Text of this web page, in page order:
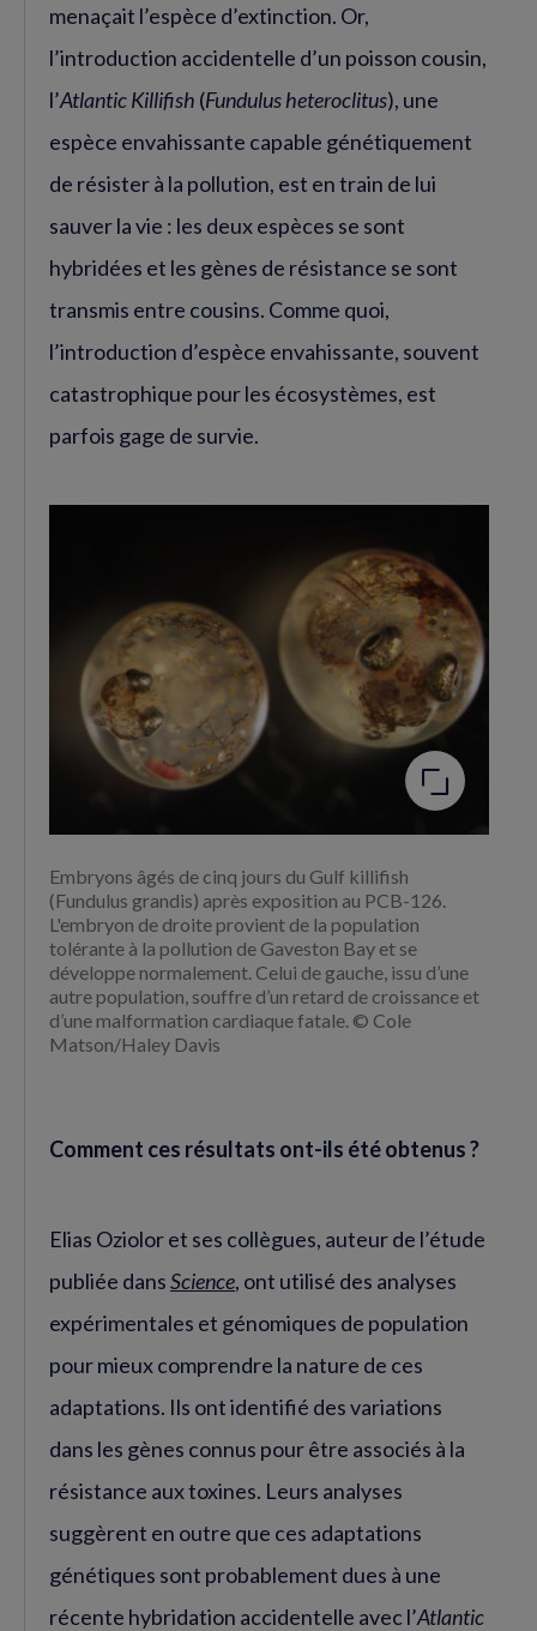
menaçait l’espèce d’extinction. Or,
l’introduction accidentelle d’un poisson cousin,
l’Atlantic Killifish (Fundulus heteroclitus), une
espèce envahissante capable génétiquement
de résister à la pollution, est en train de lui
sauver la vie : les deux espèces se sont
hybridées et les gènes de résistance se sont
transmis entre cousins. Comme quoi,
l’introduction d’espèce envahissante, souvent
catastrophique pour les écosystèmes, est
parfois gage de survie.
Agrandir
l'image
Embryons âgés de cinq jours du Gulf killifish
(Fundulus grandis) après exposition au PCB-126.
L'embryon de droite provient de la population
tolérante à la pollution de Gaveston Bay et se
développe normalement. Celui de gauche, issu d’une
autre population, souffre d’un retard de croissance et
d’une malformation cardiaque fatale. © Cole
Matson/Haley Davis
Comment ces résultats ont-ils été obtenus ?
Elias Oziolor et ses collègues, auteur de l’étude
publiée dansScience, ont utilisé des analyses
expérimentales et génomiques de population
pour mieux comprendre la nature de ces
adaptations. Ils ont identifié des variations
dans les gènes connus pour être associés à la
résistance aux toxines. Leurs analyses
suggèrent en outre que ces adaptations
génétiques sont probablement dues à une
récente hybridation accidentelle avec l’Atlantic